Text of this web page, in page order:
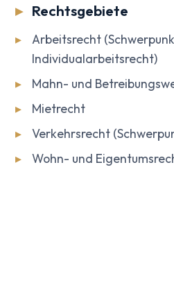
Rechtsgebiete
▸
Arbeitsrecht
Individualarbeitsrecht)
▸
Mahn- und
▸
Mietrecht
▸
Verkehrsrecht
▸
Wohn- und